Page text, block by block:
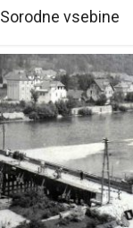
Sorodne vsebine